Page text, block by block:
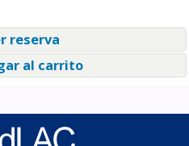
reserva
al carrito